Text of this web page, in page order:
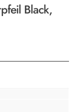
Black,